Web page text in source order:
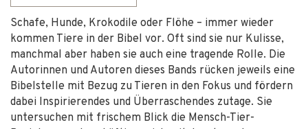
Schafe, Hunde, Krokodile oder Flöhe – immer wieder
kommen Tiere in der Bibel vor. Oft sind sie nur Kulisse,
manchmal aber haben sie auch eine tragende Rolle. Die
Autorinnen und Autoren dieses Bands rücken jeweils eine
Bibelstelle mit Bezug zu Tieren in den Fokus und fördern
dabei Inspirierendes und Überraschendes zutage. Sie
untersuchen mit frischem Blick die Mensch-Tier-